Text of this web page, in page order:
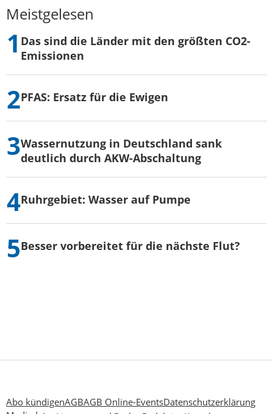
Meistgelesen
Das sind die Länder mit den größten CO2-
Emissionen
PFAS: Ersatz für die Ewigen
Wassernutzung in Deutschland sank
deutlich durch AKW-Abschaltung
Ruhrgebiet: Wasser auf Pumpe
Besser vorbereitet für die nächste Flut?
Abo kündigenAGBAGB Online-EventsDatenschutzerklärung